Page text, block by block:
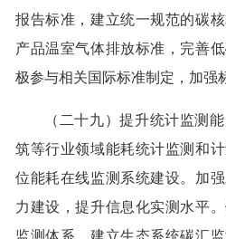
报告标准，建立统一规范的碳
产品温室气体排放标准，完善
极参与相关国际标准制定，加强
（二十九）提升统计监测
筑等行业领域能耗统计监测和
位能耗在线监测系统建设。加
力建设，提升信息化实测水平
监测体系，建立生态系统碳汇